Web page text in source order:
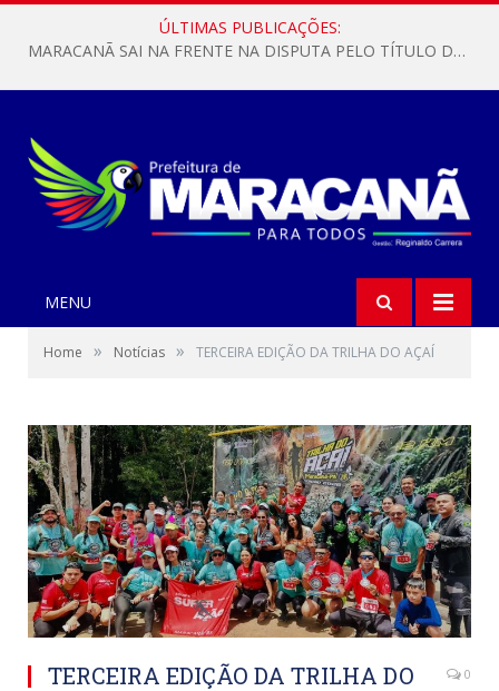
ÚLTIMAS PUBLICAÇÕES:
MARACANÃ SAI NA FRENTE NA DISPUTA PELO TÍTULO DA COPA PARÁ SUB-17!
MENU
Home » Notícias » TERCEIRA EDIÇÃO DA TRILHA DO AÇAÍ
TERCEIRA EDIÇÃO DA TRILHA DO
0